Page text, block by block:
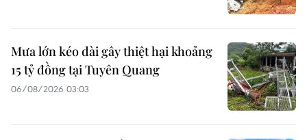
Mưa lớn kéo dài gây thiệt hại khoảng
15 tỷ đồng tại Tuyên Quang
06/08/2026 03:03